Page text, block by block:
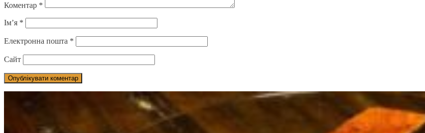
Коментар *
Ім’я *
Електронна пошта *
Сайт